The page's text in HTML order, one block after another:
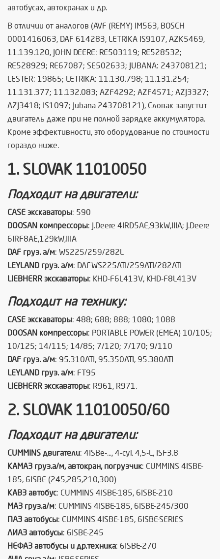
автобусах, автокранах и др.
В отличии от аналогов (AVF (REMY) IM563, BOSCH
0001416063, DAF 614283, LETRIKA IS9107, AZK5469,
11.139.120, JOHN DEERE: RE503119; RE528532;
RE528929; RE67087; SE502633; JUBANA: 243708121;
LESTER: 19865; LETRIKA: 11.130.798; 11.131.254;
11.131.377; 11.132.083; AZF4292; AZF4571; AZJ3327;
AZJ3418; IS1097; Jubana 243708121), Словак запустит
двигатель даже при не полной зарядке аккумулятора.
Кроме эффективности, это оборудование по стоимости
гораздо ниже.
1. SLOVAK 11010050
Подходит на двигатели:
CASE экскаваторы: 590
DOOSAN компрессоры: J.Deere 4IRD5AE,93kW,IIIA; J.Deere
6IRF8AE,129kW,IIIA
DAF груз. а/м: WS225/259/282L
LEYLAND груз. а/м: DAF-WS225ATI/259ATI/282ATI
LIEBHERR экскаваторы: KHD-F6L413V, KHD-F8L413V
Подходит на технику:
CASE экскаваторы: 488; 688; 888; 1080; 1088
DOOSAN компрессоры: PORTABLE POWER (EMEA) 10/105;
10/125; 14/115; 14/85; 7/120; 7/170; 9/110
DAF груз. а/м: 95.310ATI, 95.350ATI, 95.380ATI
LEYLAND груз. а/м: FT95
LIEBHERR экскаваторы: R961, R971.
2. SLOVAK 11010050/60
Подходит на двигатели:
CUMMINS двигатели: 4ISBe-..., 4-cyl. 4,5-L, ISF3.8
КАМАЗ груз.а/м, автокран, погрузчик: CUMMINS 4ISBE-
185, 6ISBE (245,285,210,300)
КАВЗ автобус: CUMMINS 4ISBE-185, 6ISBE-210
МАЗ груз.а/м: CUMMINS 4ISBE-185, 6ISBE-245/300
ПАЗ автобусы: CUMMINS 4ISBE-185, 6ISBE-SERIES
ЛИАЗ автобусы: 6ISBE-245
НЕФАЗ автобусы и др.техника: 6ISBE-270